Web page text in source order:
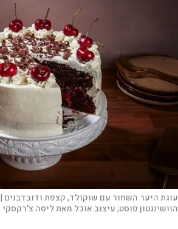
עוגת היער השחור עם שוקולד, קצפת ודובדבנים |
הוושינגטון פוסט; עיצוב אוכל מאת ליסה צ'רקסקי